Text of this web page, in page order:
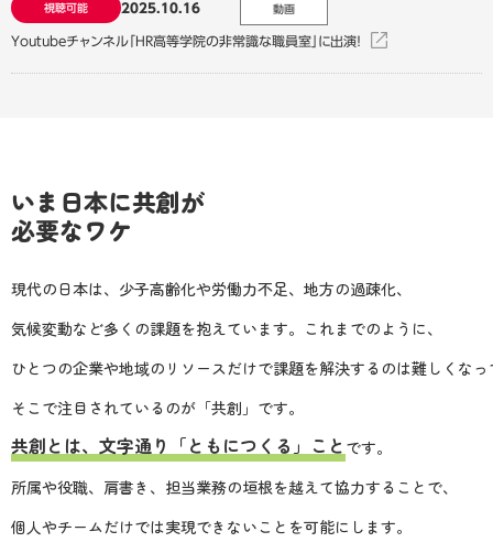
視聴可能 2025.10.16 動画
Youtubeチャンネル「HR高等学院の非常識な職員室」に出演！
いま日本に共創が
必要なワケ
現代の日本は、少子高齢化や労働力不足、地方の過疎化、
気候変動など多くの課題を抱えています。これまでのように、
ひとつの企業や地域のリソースだけで課題を解決するのは難しくな
そこで注目されているのが「共創」です。
共創とは、 文字通り「ともにつくる」こと です。
所属や役職、肩書き、担当業務の垣根を越えて協力することで、
個人やチームだけでは実現できないことを可能にします。